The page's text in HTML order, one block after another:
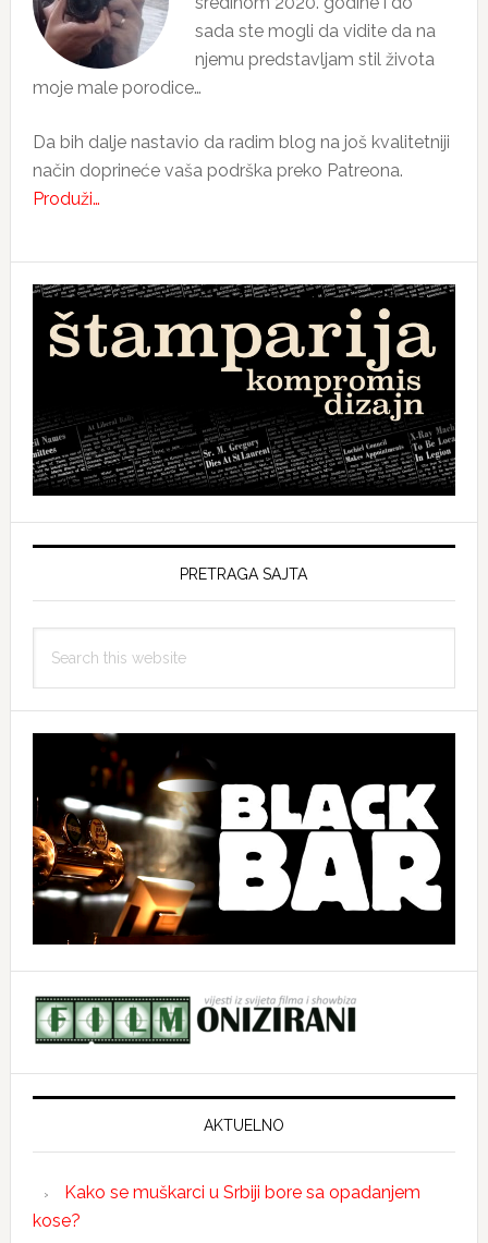
sada ste mogli da vidite da na
njemu predstavljam stil života
moje male porodice…
Da bih dalje nastavio da radim blog na još kvalitetniji
način doprineće vaša podrška preko Patreona.
Produži…
PRETRAGA SAJTA
this
AKTUELNO
Kako se muškarci u Srbiji bore sa opadanjem
kose?